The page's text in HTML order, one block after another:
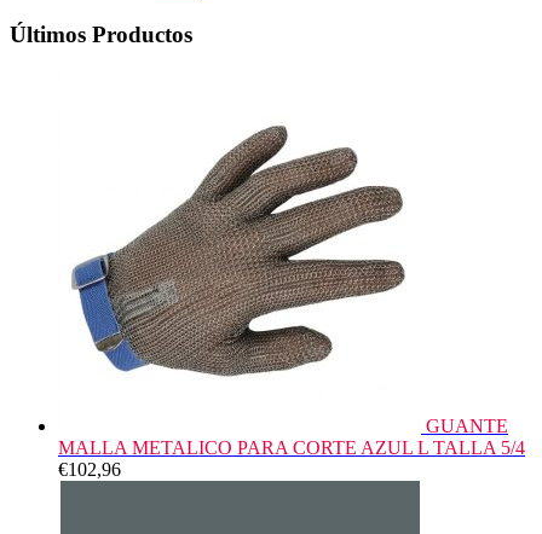
Últimos Productos
GUANTE
MALLA METALICO PARA CORTE AZUL L TALLA 5/4
€102,96